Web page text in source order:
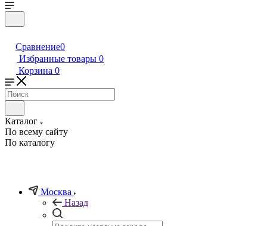
Сравнение0
Избранные товары 0
Корзина 0
Каталог
По всему сайту
По каталогу
Москва
Назад